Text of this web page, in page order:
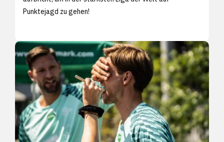
Punktejagd zu gehen!